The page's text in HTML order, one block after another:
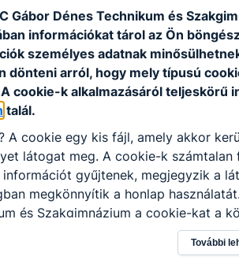
- 2026.02.20.
- 2026.02.27.
Gábor Dénes Technikum és
információkat tárol az Ön
személyes adatnak
dönteni arról, hogy mely típusú
cookie-k alkalmazásáról teljeskörű
talál.
A cookie egy kis fájl, amely akkor
látogat meg. A cookie-k számtalan
gyűjtenek, megjegyzik a
megkönnyítik a honlap
és Szakgimnázium a cookie-kat a
gyűjtése azzal kapcsolatban,
felmérésével, hogy a honlap melyik
További